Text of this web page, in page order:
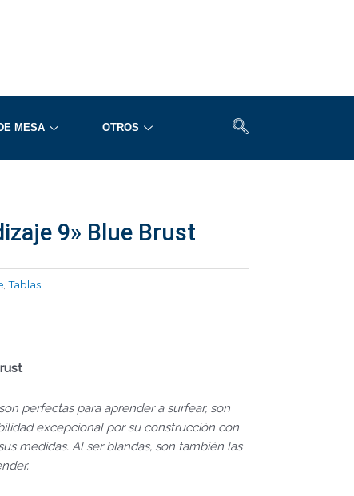
MESA OTROS
9» Blue Brust
Tablas
perfectas para aprender a surfear, son
excepcional por su construcción con
medidas. Al ser blandas, son también las